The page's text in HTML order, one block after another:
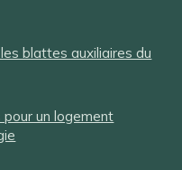
blattes auxiliaires du
un logement